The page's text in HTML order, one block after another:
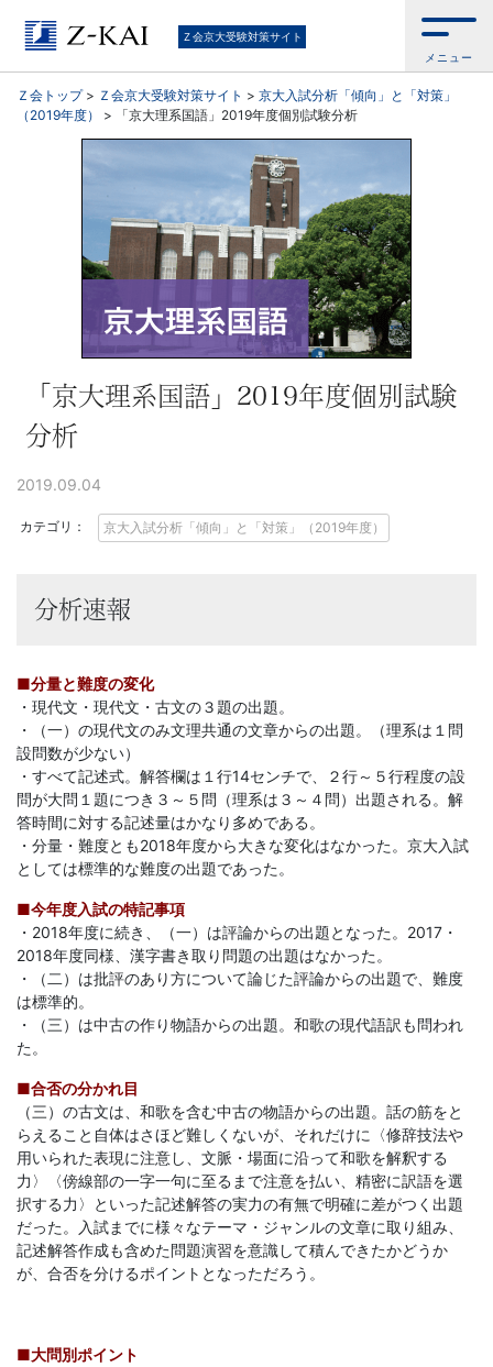
京
大
受
大
に
会
な
ら
で
は
の
「合
格
直
結
の
受
験
Ｚ会京大受験対策サイト
メニュー
Ｚ会トップ> Ｚ会京大受験対策サイト > 京大入試分析「傾向」と「対策」
（2019年度）
> 「京大理系国語」2019年度個別試験分析
「京大理系国語」2019年度個別試験
分析
2019.09.04
カテゴリ： 京大入試分析「傾向」と「対策」（2019年度）
分析速報
■分量と難度の変化
・現代文・現代文・古文の３題の出題。
・（一）の現代文のみ文理共通の文章からの出題。（理系は１問
設問数が少ない）
・すべて記述式。解答欄は１行14センチで、２行～５行程度の設
問が大問１題につき３～５問（理系は３～４問）出題される。解
答時間に対する記述量はかなり多めである。
・分量・難度とも2018年度から大きな変化はなかった。京大入試
としては標準的な難度の出題であった。
■今年度入試の特記事項
・2018年度に続き、（一）は評論からの出題となった。2017・
2018年度同様、漢字書き取り問題の出題はなかった。
・（二）は批評のあり方について論じた評論からの出題で、難度
は標準的。
・（三）は中古の作り物語からの出題。和歌の現代語訳も問われ
た。
■合否の分かれ目
（三）の古文は、和歌を含む中古の物語からの出題。話の筋をと
らえること自体はさほど難しくないが、それだけに〈修辞技法や
用いられた表現に注意し、文脈・場面に沿って和歌を解釈する
力〉〈傍線部の一字一句に至るまで注意を払い、精密に訳語を選
択する力〉といった記述解答の実力の有無で明確に差がつく出題
だった。入試までに様々なテーマ・ジャンルの文章に取り組み、
記述解答作成も含めた問題演習を意識して積んできたかどうか
が、合否を分けるポイントとなっただろう。
■大問別ポイント